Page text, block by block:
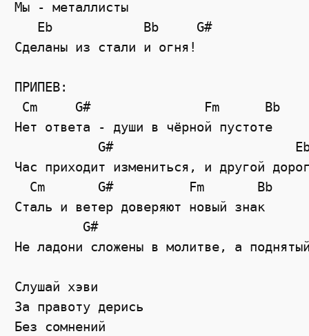
Мы - металлисты
   Eb            Bb     G#
Сделаны из стали и огня!
ПРИПЕВ:
Cm     G#               Fm      Bb
Нет ответа - души в чёрной пустоте
G#
Час приходит измениться, и другой
  Cm       G#          Fm       Bb
Сталь и ветер доверяют новый знак
G#
Не ладони сложены в молитве, а
Слушай хэви
За правоту дерись
Без сомнений